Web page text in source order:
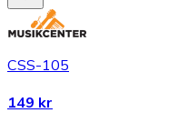
CSS-105
149 kr